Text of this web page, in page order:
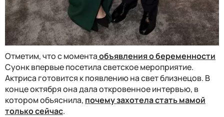
Отметим, что с моментаобъявления о беременности
Суонк впервые посетила светское мероприятие.
Актриса готовится к появлению на свет близнецов. В
конце октября она дала откровенное интервью, в
котором объяснила, почему захотела стать мамой
только сейчас.